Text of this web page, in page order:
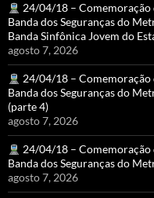
24/04/18 – Comemoração
Banda dos Seguranças do
Banda Sinfônica Jovem do
agosto 7, 2026
24/04/18 – Comemoração
Banda dos Seguranças do
(parte 4)
agosto 7, 2026
24/04/18 – Comemoração
Banda dos Seguranças do
agosto 7, 2026